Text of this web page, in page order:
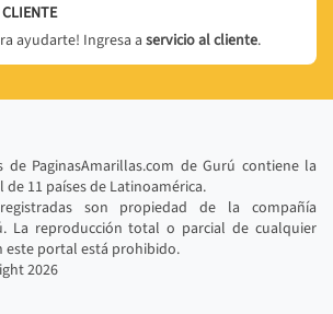
ayudarte! Ingresa a servicio al cliente.
PaginasAmarillas.com de Gurú contiene la
11 países de Latinoamérica.
son propiedad de la compañía
La reproducción total o parcial de cualquier
este portal está prohibido.
2026